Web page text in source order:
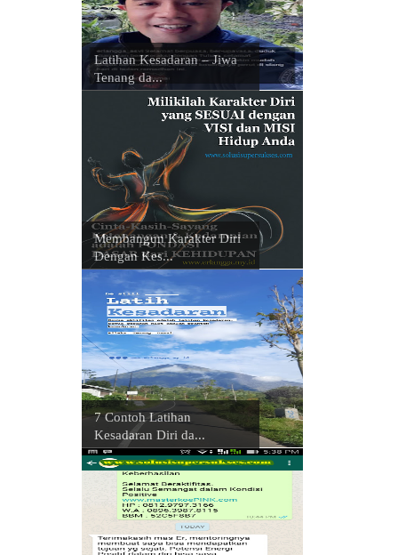
Latihan Kesadaran – Jiwa
Tenang da...
Membangun Karakter Diri
Dengan Kes...
7 Contoh Latihan
Kesadaran Diri da...